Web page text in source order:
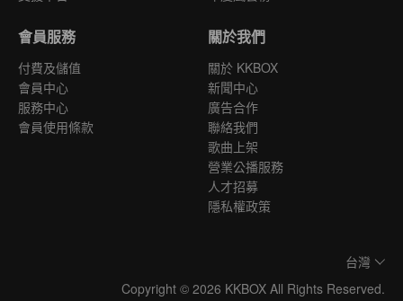
會員服務
付費及儲值
會員中心
服務中心
會員使用條款
關於我們
關於 KKBOX
新聞中心
廣告合作
聯絡我們
歌曲上架
營業公播服務
人才招募
隱私權政策
台灣
Copyright © 2026 KKBOX All Rights Reserved.